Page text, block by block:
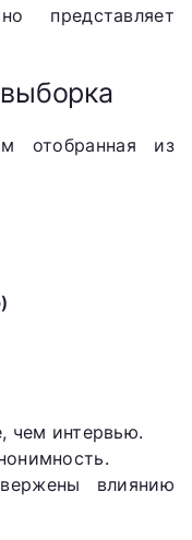
представляет
отобранная из
чем интервью.
влиянию